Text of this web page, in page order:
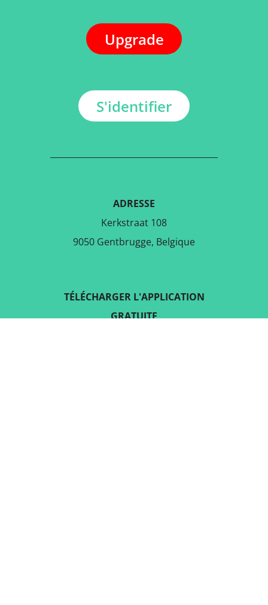
Upgrade
S'identifier
ADRESSE
Kerkstraat 108
9050 Gentbrugge, Belgique
TÉLÉCHARGER L'APPLICATION
GRATUITE